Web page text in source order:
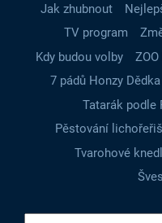
Jak zhubnout
TV program
Kdy budou volby
7 pádů Honzy Dědka
Tatarák podle
Pěstování
Tvarohové